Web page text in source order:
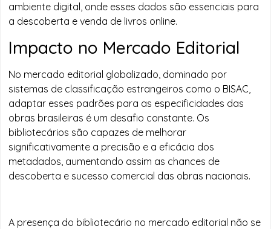
ambiente digital, onde esses dados são essenciais para
a descoberta e venda de livros online.
Impacto no Mercado Editorial
No mercado editorial globalizado, dominado por
sistemas de classificação estrangeiros como o BISAC,
adaptar esses padrões para as especificidades das
obras brasileiras é um desafio constante. Os
bibliotecários são capazes de melhorar
significativamente a precisão e a eficácia dos
metadados, aumentando assim as chances de
descoberta e sucesso comercial das obras nacionais.
A presença do bibliotecário no mercado editorial não se